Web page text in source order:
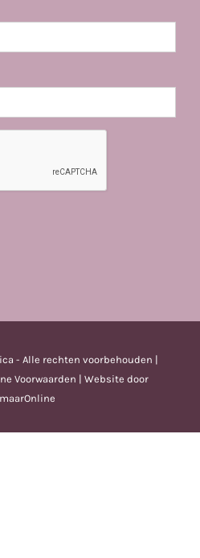
- Alle rechten voorbehouden |
Voorwaarden | Website door